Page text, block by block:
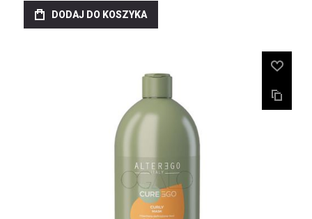
DODAJ DO KOSZYKA